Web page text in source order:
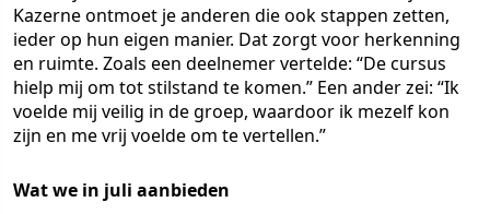
Kazerne ontmoet je anderen die ook stappen zetten,
ieder op hun eigen manier. Dat zorgt voor herkenning
en ruimte. Zoals een deelnemer vertelde: “De cursus
hielp mij om tot stilstand te komen.” Een ander zei: “Ik
voelde mij veilig in de groep, waardoor ik mezelf kon
zijn en me vrij voelde om te vertellen.”
Wat we in juli aanbieden